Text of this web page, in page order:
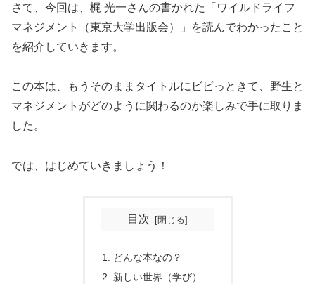
さて、今回は、梶 光一さんの書かれた「ワイルドライフ
マネジメント（東京大学出版会）」を読んでわかったこと
を紹介していきます。
この本は、もうそのままタイトルにビビっときて、野生と
マネジメントがどのように関わるのか楽しみで手に取りま
した。
では、はじめていきましょう！
目次
どんな本なの？
新しい世界（学び）